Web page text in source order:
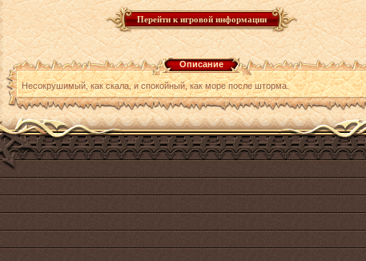
Описание
Несокрушимый, как скала, и спокойный, как море после шторма.